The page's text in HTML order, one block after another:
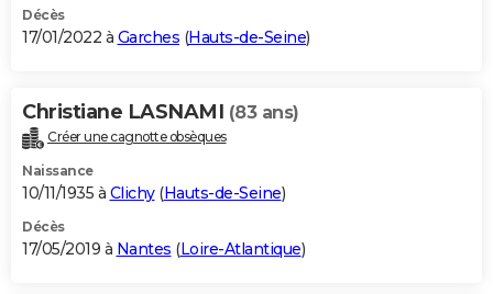
Décès
17/01/2022 à Garches (Hauts-de-Seine)
Christiane LASNAMI (83 ans)
Créer une cagnotte obsèques
Naissance
10/11/1935 à Clichy(Hauts-de-Seine)
Décès
17/05/2019 à Nantes (Loire-Atlantique)